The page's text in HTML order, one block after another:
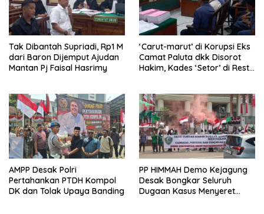
Tak Dibantah Supriadi, Rp1 M
dari Baron Dijemput Ajudan
Mantan Pj Faisal Hasrimy
‘Carut-marut’ di Korupsi Eks
Camat Paluta dkk Disorot
Hakim, Kades ‘Setor’ di Resto
AMPP Desak Polri
Pertahankan PTDH Kompol
DK dan Tolak Upaya Banding
PP HIMMAH Demo Kejagung
Desak Bongkar Seluruh
Dugaan Kasus Menyeret